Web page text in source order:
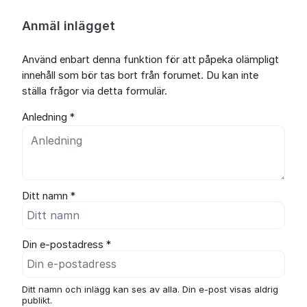
Anmäl inlägget
Använd enbart denna funktion för att påpeka olämpligt
innehåll som bör tas bort från forumet. Du kan inte
ställa frågor via detta formulär.
Anledning *
Ditt namn *
Din e-postadress *
Ditt namn och inlägg kan ses av alla. Din e-post visas aldrig
publikt.